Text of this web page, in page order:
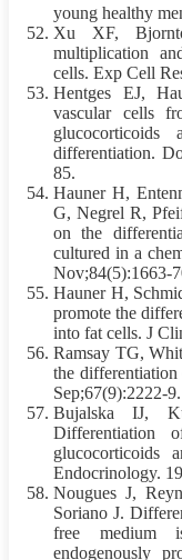
young healthy
Xu XF,
multiplication
cells. Exp Cell
Hentges EJ,
vascular cells
differentiation.
85.
Hauner H,
G, Negrel R,
on the
cultured in a
Nov;84(5):1663-
Hauner H,
promote the
into fat cells. J
Ramsay TG,
the
Sep;67(9):2222-9.
Bujalska IJ,
Differentiation
glucocorticoids
Endocrinology.
Nougues J,
Soriano J.
free medium
endogenously